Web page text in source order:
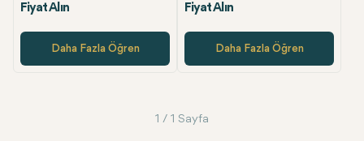
Fiyat Alın
Daha Fazla Öğren
Fiyat Alın
Daha Fazla Öğren
1 / 1 Sayfa